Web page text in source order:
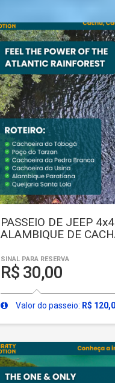
PASSEIO DE JEEP
ALAMBIQUE DE
SINAL PARA RESERVA
R$ 30,00
Valor do passeio: R$